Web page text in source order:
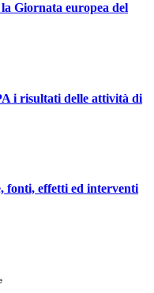
Giornata europea del
i risultati delle attività di
fonti, effetti ed interventi